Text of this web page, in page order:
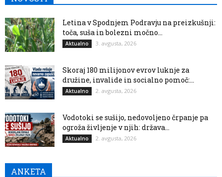
Letina v Spodnjem Podravju na preizkušnji:
toča, suša in bolezni močno...
Aktualno 3. avgusta, 2026
Skoraj 180 milijonov evrov luknje za
družine, invalide in socialno pomoč:...
Aktualno 2. avgusta, 2026
Vodotoki se sušijo, nedovoljeno črpanje pa
ogroža življenje v njih: država...
Aktualno 2. avgusta, 2026
ANKETA